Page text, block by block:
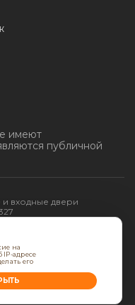
на
IP-адресе
его
имеют
публичной
входные двери